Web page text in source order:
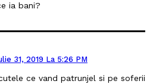
ia bani?
31, 2019 La 5:26 PM
ce vand patrunjel si pe soferii